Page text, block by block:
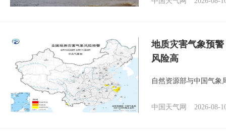
地质灾害气象预
风险高
自然资源部与中国气象
中国天气网 2026-08-